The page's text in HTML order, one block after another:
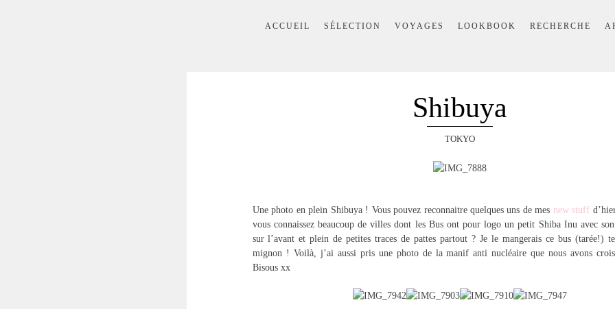
ACCUEIL SÉLECTION VOYAGES LOOKBOOK RECHERCHE
Shibuya
TOKYO
Une photo en plein Shibuya ! Vous pouvez reconnaitre quelques uns de mes new stuff
vous connaissez beaucoup de villes dont les Bus ont pour logo un petit Shiba Inu avec
sur l’avant et plein de petites traces de pattes partout ? Je le mangerais ce bus (tarée!)
mignon ! Voilà, j’ai aussi pris une photo de la manif anti nucléaire que nous avons
Bisous xx